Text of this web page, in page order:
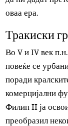
Многу
богатство и во
погреби се
пронајдени
скриени во
пронајдени од
намерно